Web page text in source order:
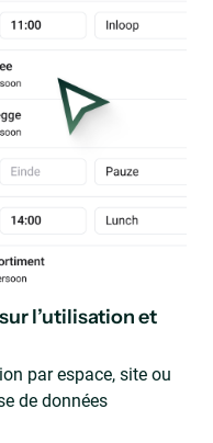
l’utilisation et
par espace, site ou
de données